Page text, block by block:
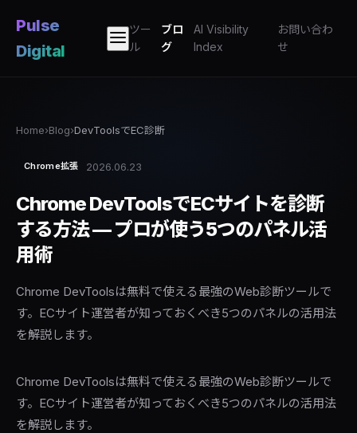
Pulse
Digital
ツー
ル
ブロ
グ
AI Visibility
Index
お問い合わ
せ
Home›Blog›DevToolsでEC診断
Chrome拡張 2026.06.23
Chrome DevToolsでECサイトを診断
する方法 — プロが使う5つのパネル活
用術
Chrome DevToolsは無料で使える最強のWeb診断ツールで
す。ECサイト運営者が知っておくべき5つのパネルの活用法
を解説します。
Chrome DevToolsは無料で使える最強のWeb診断ツールで
す。ECサイト運営者が知っておくべき5つのパネルの活用法
を解説します。